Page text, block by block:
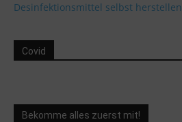
Desinfektionsmittel selbst herstellen
Covid
Bekomme alles zuerst mit!